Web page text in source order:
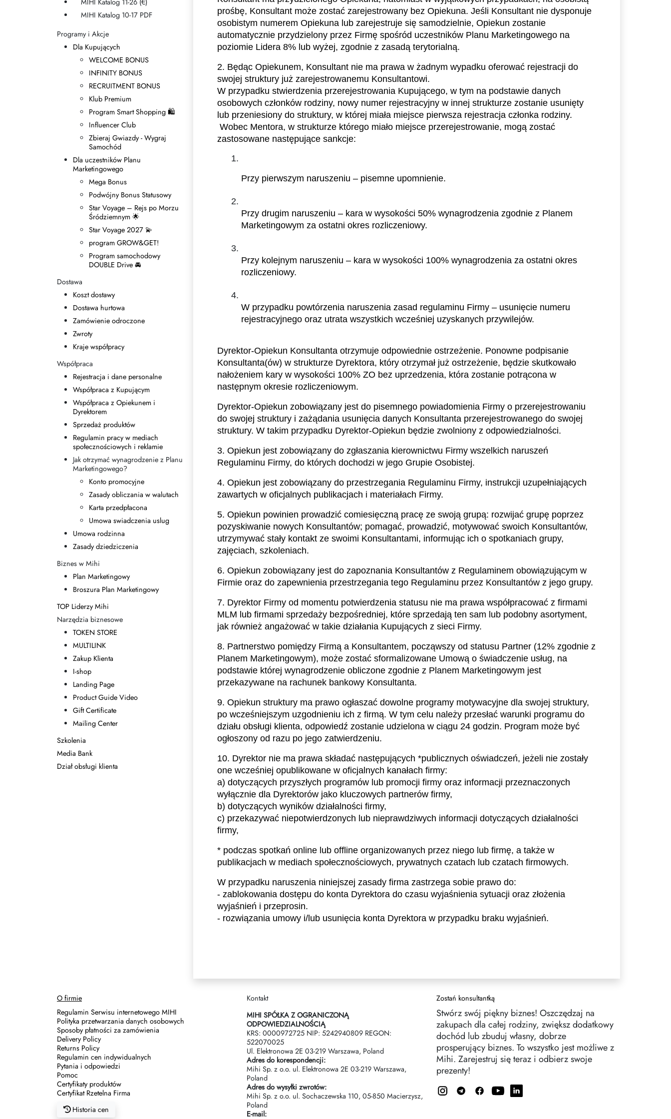
Zasady dziedziczenia
MIHI Katalog 11-26 (€)
MIHI Katalog 10-17 PDF
Programy i Akcje
Dla Kupujących
WELCOME BONUS
INFINITY BONUS
RECRUITMENT BONUS
Klub Premium
Program Smart Shopping 🛍
Influencer Club
Zbieraj Gwiazdy - Wygraj
Samochód
Dla uczestników Planu
Marketingowego
Mega Bonus
Podwójny Bonus Statusowy
Star Voyage – Rejs po Morzu
Śródziemnym 🌟
Star Voyage 2027 💫
program GROW&GET!
Program samochodowy
DOUBLE Drive 🚘
Dostawa
Koszt dostawy
Dostawa hurtowa
Zamówienie odroczone
Zwroty
Kraje współpracy
Współpraca
Rejestracja i dane personalne
Współpraca z Kupującym
Współpraca z Opiekunem i
Dyrektorem
Sprzedaż produktów
Regulamin pracy w mediach
społecznościowych i reklamie
Jak otrzymać wynagrodzenie z Planu
Marketingowego?
Konto promocyjne
Zasady obliczania w walutach
Karta przedpłacona
Umowa swiadczenia uslug
Umowa rodzinna
Zasady dziedziczenia
Biznes w Mihi
Plan Marketingowy
Broszura Plan Marketingowy
TOP Liderzy Mihi
Narzędzia biznesowe
TOKEN STORE
MULTILINK
Zakup Klienta
I-shop
Landing Page
Product Guide Video
Gift Certificate
Mailing Center
Szkolenia
Media Bank
Dział obsługi klienta
prośbę, Konsultant może zostać zarejestrowany bez Opiekuna. Jeśli Konsultant nie dysponuje
osobistym numerem Opiekuna lub zarejestruje się samodzielnie, Opiekun zostanie
automatycznie przydzielony przez Firmę spośród uczestników Planu Marketingowego na
poziomie Lidera 8% lub wyżej, zgodnie z zasadą terytorialną.
2. Będąc Opiekunem, Konsultant nie ma prawa w żadnym wypadku oferować rejestracji do
swojej struktury już zarejestrowanemu Konsultantowi.
W przypadku stwierdzenia przerejestrowania Kupującego, w tym na podstawie danych
osobowych członków rodziny, nowy numer rejestracyjny w innej strukturze zostanie usunięty
lub przeniesiony do struktury, w której miała miejsce pierwsza rejestracja członka rodziny.
zastosowane następujące sankcje:
Przy pierwszym naruszeniu – pisemne upomnienie.
Przy drugim naruszeniu – kara w wysokości 50% wynagrodzenia zgodnie z Planem
Marketingowym za ostatni okres rozliczeniowy.
Przy kolejnym naruszeniu – kara w wysokości 100% wynagrodzenia za ostatni okres
rozliczeniowy.
W przypadku powtórzenia naruszenia zasad regulaminu Firmy – usunięcie numeru
rejestracyjnego oraz utrata wszystkich wcześniej uzyskanych przywilejów.
Dyrektor-Opiekun Konsultanta otrzymuje odpowiednie ostrzeżenie. Ponowne podpisanie
Konsultanta(ów) w strukturze Dyrektora, który otrzymał już ostrzeżenie, będzie skutkowało
nałożeniem kary w wysokości 100% ZO bez uprzedzenia, która zostanie potrącona w
następnym okresie rozliczeniowym.
Dyrektor-Opiekun zobowiązany jest do pisemnego powiadomienia Firmy o przerejestrowaniu
do swojej struktury i zażądania usunięcia danych Konsultanta przerejestrowanego do swojej
struktury. W takim przypadku Dyrektor-Opiekun będzie zwolniony z odpowiedzialności.
3. Opiekun jest zobowiązany do zgłaszania kierownictwu Firmy wszelkich naruszeń
Regulaminu Firmy, do których dochodzi w jego Grupie Osobistej.
4. Opiekun jest zobowiązany do przestrzegania Regulaminu Firmy, instrukcji uzupełniających
zawartych w oficjalnych publikacjach i materiałach Firmy.
5. Opiekun powinien prowadzić comiesięczną pracę ze swoją grupą: rozwijać grupę poprzez
pozyskiwanie nowych Konsultantów; pomagać, prowadzić, motywować swoich Konsultantów,
utrzymywać stały kontakt ze swoimi Konsultantami, informując ich o spotkaniach grupy,
zajęciach, szkoleniach.
6. Opiekun zobowiązany jest do zapoznania Konsultantów z Regulaminem obowiązującym w
Firmie oraz do zapewnienia przestrzegania tego Regulaminu przez Konsultantów z jego grupy.
7. Dyrektor Firmy od momentu potwierdzenia statusu nie ma prawa współpracować z firmami
MLM lub firmami sprzedaży bezpośredniej, które sprzedają ten sam lub podobny asortyment,
jak również angażować w takie działania Kupujących z sieci Firmy.
8. Partnerstwo pomiędzy Firmą a Konsultantem, począwszy od statusu Partner (12% zgodnie z
Planem Marketingowym), może zostać sformalizowane Umową o świadczenie usług, na
podstawie której wynagrodzenie obliczone zgodnie z Planem Marketingowym jest
przekazywane na rachunek bankowy Konsultanta.
9. Opiekun struktury ma prawo ogłaszać dowolne programy motywacyjne dla swojej struktury,
po wcześniejszym uzgodnieniu ich z firmą. W tym celu należy przesłać warunki programu do
działu obsługi klienta, odpowiedź zostanie udzielona w ciągu 24 godzin. Program może być
ogłoszony od razu po jego zatwierdzeniu.
10. Dyrektor nie ma prawa składać następujących *publicznych oświadczeń, jeżeli nie zostały
one wcześniej opublikowane w oficjalnych kanałach firmy:
a) dotyczących przyszłych programów lub promocji firmy oraz informacji przeznaczonych
wyłącznie dla Dyrektorów jako kluczowych partnerów firmy,
b) dotyczących wyników działalności firmy,
c) przekazywać niepotwierdzonych lub nieprawdziwych informacji dotyczących działalności
firmy,
* podczas spotkań online lub offline organizowanych przez niego lub firmę, a także w
publikacjach w mediach społecznościowych, prywatnych czatach lub czatach firmowych.
W przypadku naruszenia niniejszej zasady firma zastrzega sobie prawo do:
- zablokowania dostępu do konta Dyrektora do czasu wyjaśnienia sytuacji oraz złożenia
wyjaśnień i przeprosin.
- rozwiązania umowy i/lub usunięcia konta Dyrektora w przypadku braku wyjaśnień.
O firmie
Regulamin Serwisu internetowego MIHI
Polityka przetwarzania danych osobowych
Sposoby płatności za zamówienia
Delivery Policy
Returns Policy
Regulamin cen indywidualnych
Pytania i odpowiedzi
Pomoc
Certyfikaty produktów
Certyfikat Rzetelna Firma
Historia cen
Kontakt
MIHI SPÓŁKA Z OGRANICZONĄ
ODPOWIEDZIALNOŚCIĄ
KRS: 0000972725 NIP: 5242940809 REGON:
522070025
Ul. Elektronowa 2Е 03-219 Warszawa, Poland
Adres do korespondencji:
Mihi Sp. z o.o. ul. Elektronowa 2Е 03-219 Warszawa,
Poland
Adres do wysyłki zwrotów:
Mihi Sp. z o.o. ul. Sochaczewska 110, 05-850 Macierzysz,
Poland
E-mail:
Zostań konsultantką
Stwórz swój piękny biznes! Oszczędzaj na
zakupach dla całej rodziny, zwiększ dodatkowy
dochód lub zbuduj własny, dobrze
prosperujący biznes. To wszystko jest możliwe z
Mihi. Zarejestruj się teraz i odbierz swoje
prezenty!